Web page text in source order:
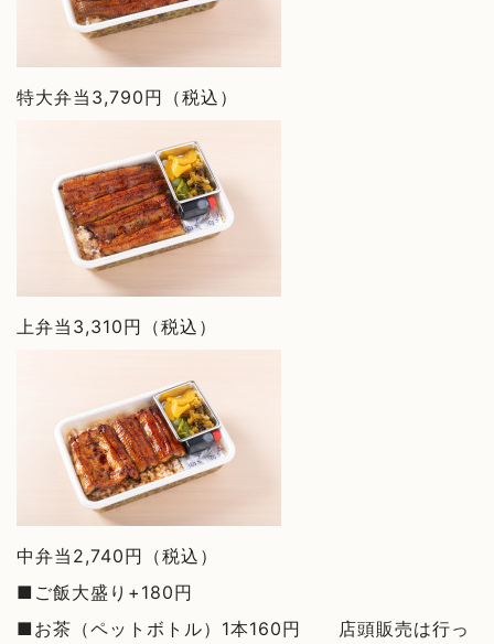
特大弁当3,790円（税込）
上弁当3,310円（税込）
中弁当2,740円（税込）
■ご飯大盛り+180円
■お茶（ペットボトル）1本160円 店頭販売は行っ